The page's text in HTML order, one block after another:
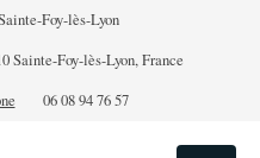
Foy-lès-Lyon
Sainte-Foy-lès-Lyon, France
06 08 94 76 57